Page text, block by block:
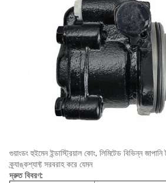
গুয়াংডং হুইমেন ইন্ডাস্ট্রিয়াল কোং, লিমিটেড বিভিন্ন
ক্র্যাঙ্কশ্যাফ্ট সরবরাহ করে যেমন
দ্রুত বিবরণ: